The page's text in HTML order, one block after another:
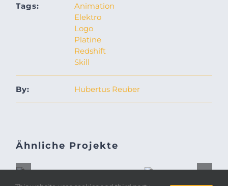
Tags:
Animation
Elektro
Logo
Platine
Redshift
Skill
By: Hubertus Reuber
Ähnliche Projekte
ANIMATION-